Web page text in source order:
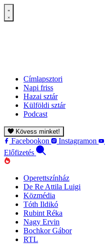
Címlapsztori
Napi friss
Hazai sztár
Külföldi sztár
Podcast
Kövess minket!
Facebookon Instagramon
Előfizetés
Operettszínház
De Re Attila Luigi
Közmédia
Tóth Ildikó
Rubint Réka
Nagy Ervin
Bochkor Gábor
RTL